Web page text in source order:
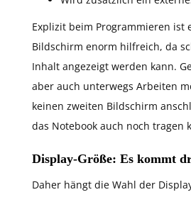
Explizit beim Programmieren ist
Bildschirm enorm hilfreich, da
Inhalt angezeigt werden kann.
aber auch unterwegs Arbeiten
keinen zweiten Bildschirm
das Notebook auch noch tragen
Display-Größe: Es kommt
Daher hängt die Wahl der